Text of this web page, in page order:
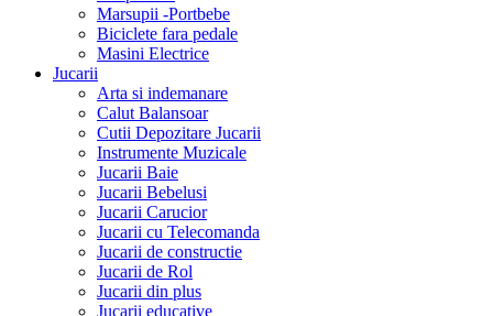
Marsupii -Portbebe
Biciclete fara pedale
Masini Electrice
Jucarii
Arta si indemanare
Calut Balansoar
Cutii Depozitare Jucarii
Instrumente Muzicale
Jucarii Baie
Jucarii Bebelusi
Jucarii Carucior
Jucarii cu Telecomanda
Jucarii de constructie
Jucarii de Rol
Jucarii din plus
Jucarii educative